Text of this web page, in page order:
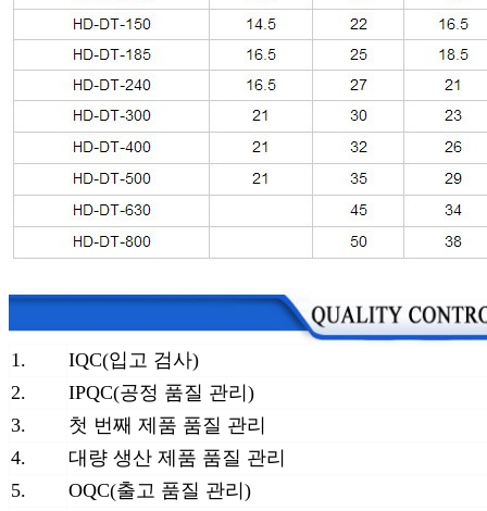
1.
IQC(입고 검사)
2.
IPQC(공정 품질 관리)
3.
첫 번째 제품 품질 관리
4.
대량 생산 제품 품질 관리
5.
OQC(출고 품질 관리)